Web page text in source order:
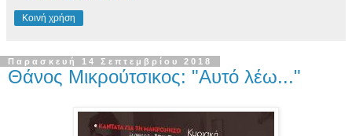
Κοινή χρήση
Παρασκευή 14 Σεπτεμβρίου 2018
Θάνος Μικρούτσικος: "Αυτό λέω..."